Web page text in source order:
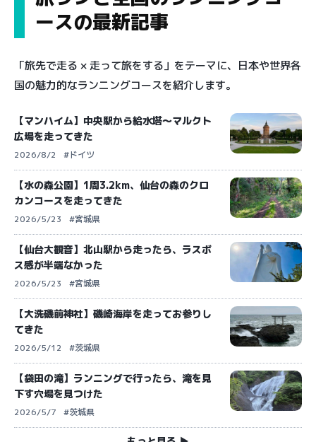
ースの最新記事
「旅先で走る × 走って旅をする」をテーマに、日本や世界各
国の魅力的なランニングコースを紹介します。
【マンハイム】中央駅から給水塔〜マルクト
広場を走ってきた
2026/8/2 #ドイツ
【水の森公園】1周3.2km、仙台の森のクロ
カンコースを走ってきた
2026/5/23 #宮城県
【仙台大観音】北山駅から走ったら、ラスボ
ス感が半端なかった
2026/5/23 #宮城県
【大洗磯前神社】磯崎海岸を走ってお参りし
てきた
2026/5/12 #茨城県
【袋田の滝】ランニングで行ったら、滝を見
下す穴場を見つけた
2026/5/7 #茨城県